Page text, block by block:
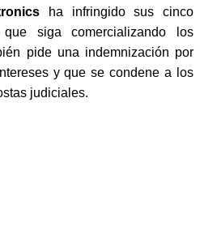
ha infringido sus cinco
siga comercializando los
pide una indemnización por
y que se condene a los
judiciales.